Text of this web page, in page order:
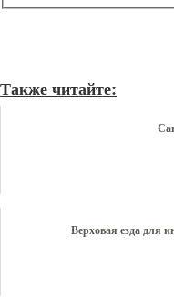
Также читайте:
Верховая езда для